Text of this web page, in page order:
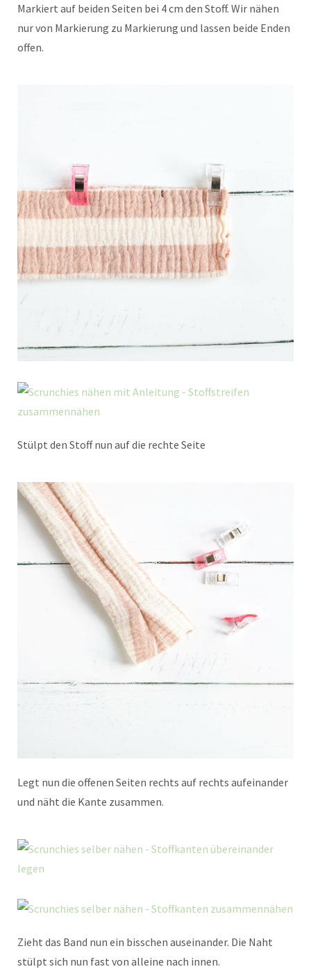
Markiert auf beiden Seiten bei 4 cm den Stoff. Wir nähen
nur von Markierung zu Markierung und lassen beide Enden
offen.
Stülpt den Stoff nun auf die rechte Seite
Legt nun die offenen Seiten rechts auf rechts aufeinander
und näht die Kante zusammen.
Zieht das Band nun ein bisschen auseinander. Die Naht
stülpt sich nun fast von alleine nach innen.